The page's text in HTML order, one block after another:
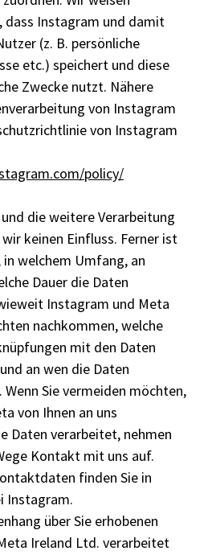
dass Instagram und damit
(z. B. persönliche
etc.) speichert und diese
Zwecke nutzt. Nähere
von Instagram
von Instagram
policy/
die weitere Verarbeitung
keinen Einfluss. Ferner ist
welchem Umfang, an
Dauer die Daten
Instagram und Meta
nachkommen, welche
mit den Daten
an wen die Daten
Sie vermeiden möchten,
von Ihnen an uns
Daten verarbeitet, nehmen
Kontakt mit uns auf.
finden Sie in
Instagram.
über Sie erhobenen
Ireland Ltd. verarbeitet